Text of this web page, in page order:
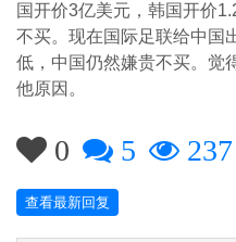
国开价3亿美元，韩国开价
不买。现在国际足联给中国
低，中国仍然嫌贵不买。觉
他原因。
0 5 237
查看最新回复